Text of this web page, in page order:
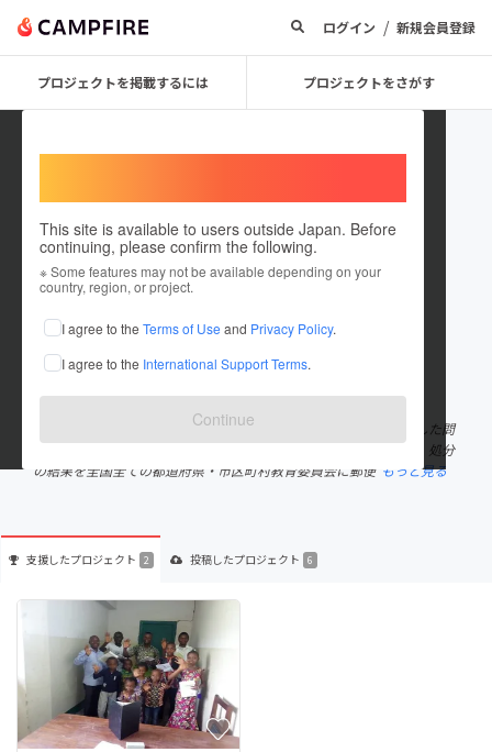
ログイン / 新規会員登録
プロジェクトを掲載するには プロジェクトをさがす
This site is available to users outside Japan. Before
continuing, please confirm the following.
※ Some features may not be available depending on your
country, region, or project.
I agree to the Terms of Use and Privacy Policy.
I agree to the International Support Terms.
Continue
Citizen Labour S_ Inspector
これまでに2回支援して6件のプロジェクトを投稿しています
在住国：日本 現在地：未設定
出身国：日本 出身地：未設定
滋賀県日野町教育委員会が教員の勤務時間を改ざんするよう指示した問
題でオンライン署名を行い、関係者の処分を行わせました。また、処分
の結果を全国全ての都道府県・市区町村教育委員会に郵便 もっと見る
支援したプロジェクト 2 投稿したプロジェクト 6